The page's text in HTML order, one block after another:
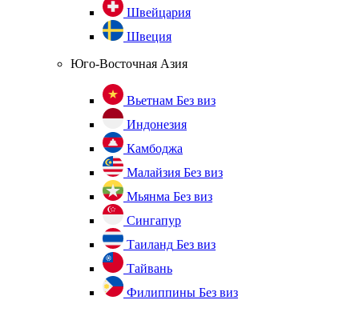
Швейцария
Швеция
Юго-Восточная Азия
Вьетнам Без виз
Индонезия
Камбоджа
Малайзия Без виз
Мьянма Без виз
Сингапур
Таиланд Без виз
Тайвань
Филиппины Без виз